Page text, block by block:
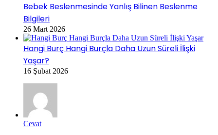
Bebek Beslenmesinde Yanlış Bilinen Beslenme
Bilgileri
26 Mart 2026
Hangi Burç Hangi Burçla Daha Uzun Süreli İlişki
Yaşar?
16 Şubat 2026
Cevat